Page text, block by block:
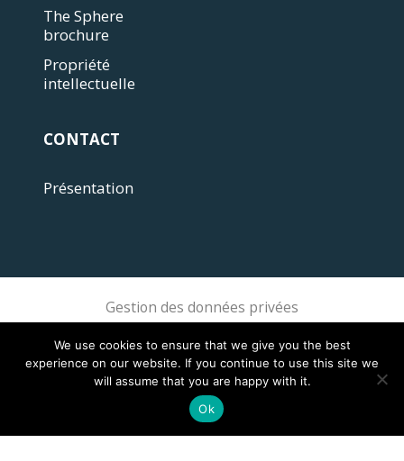
The Sphere
brochure
Propriété
intellectuelle
CONTACT
Présentation
Gestion des données privées
We use cookies to ensure that we give you the best
experience on our website. If you continue to use this site we
will assume that you are happy with it.
Ok